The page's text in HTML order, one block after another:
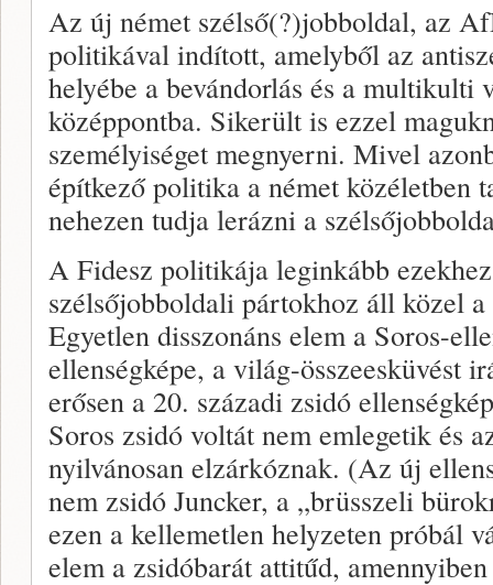
Az új német szélső(?)jobboldal, az
politikával indított, amelyből az
helyébe a bevándorlás és a multikulti
középpontba. Sikerült is ezzel
személyiséget megnyerni. Mivel
építkező politika a német közéletben
nehezen tudja lerázni a
A Fidesz politikája leginkább
szélsőjobboldali pártokhoz áll közel
Egyetlen disszonáns elem a Soros-
ellenségképe, a világ-összeesküvést
erősen a 20. századi zsidó
Soros zsidó voltát nem emlegetik és
nyilvánosan elzárkóznak. (Az új
nem zsidó Juncker, a „brüsszeli
ezen a kellemetlen helyzeten próbál
elem a zsidóbarát attitűd,